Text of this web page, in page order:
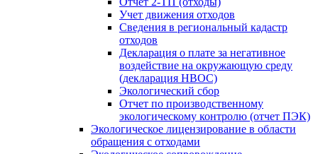
Учет движения отходов
Сведения в региональный кадастр
отходов
Декларация о плате за негативное
воздействие на окружающую среду
(декларация НВОС)
Экологический сбор
Отчет по производственному
экологическому контролю (отчет ПЭК)
Экологическое лицензирование в области
обращения с отходами